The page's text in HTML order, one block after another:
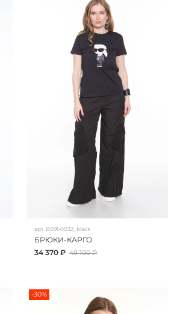
арт. B091-0032_black
БРЮКИ-КАРГО
34 370 ₽ 49 100 ₽
-30%